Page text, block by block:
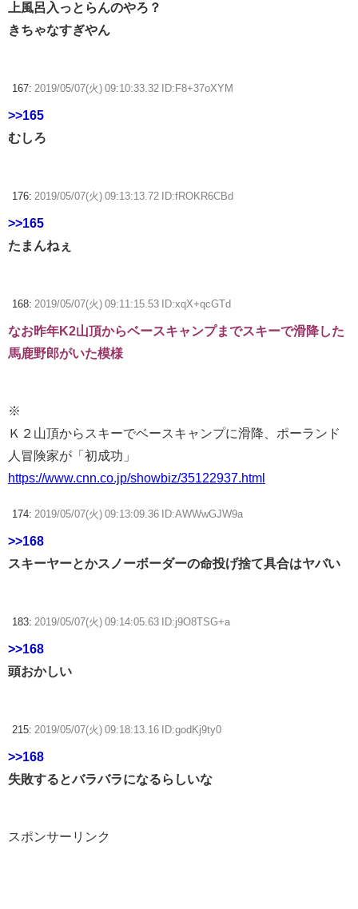
上風呂入っとらんのやろ？
きちゃなすぎやん
167: 2019/05/07(火) 09:10:33.32 ID:F8+37oXYM
>>165
むしろ
176: 2019/05/07(火) 09:13:13.72 ID:fROKR6CBd
>>165
たまんねぇ
168: 2019/05/07(火) 09:11:15.53 ID:xqX+qcGTd
なお昨年K2山頂からベースキャンプまでスキーで滑降した
馬鹿野郎がいた模様
※
Ｋ２山頂からスキーでベースキャンプに滑降、ポーランド
人冒険家が「初成功」
https://www.cnn.co.jp/showbiz/35122937.html
174: 2019/05/07(火) 09:13:09.36 ID:AWWwGJW9a
>>168
スキーヤーとかスノーボーダーの命投げ捨て具合はヤバい
183: 2019/05/07(火) 09:14:05.63 ID:j9O8TSG+a
>>168
頭おかしい
215: 2019/05/07(火) 09:18:13.16 ID:godKj9ty0
>>168
失敗するとバラバラになるらしいな
スポンサーリンク